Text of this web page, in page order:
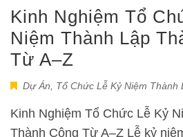
Kinh Nghiệm Tổ
Niệm Thành Lập
Từ A–Z
Dự Án Tổ Chức Lễ Kỷ Niệm Thành
Kinh Nghiệm Tổ Chức Lễ Kỷ
Thành Công Từ A–Z Lễ kỷ